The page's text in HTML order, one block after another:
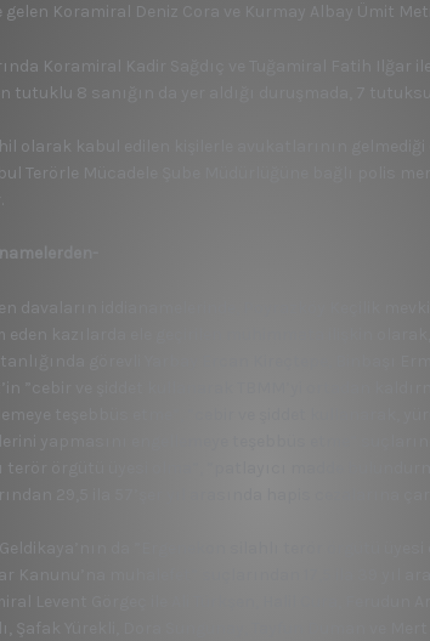
gelen Koramiral Deniz Cora ve Kurmay Albay Ümit
Koramiral Kadir Sağdıç ve Tuğamiral Fatih Ilğar
tutuklu 8 sanığın da yer aldığı duruşmada, 7
olarak kabul edilen kişilerle avukatlarının
Terörle Mücadele Şube Müdürlüğüne bağlı polis
davaların iddianamelerinde, Poyrazköy Keçilik
eden kazılarda ele geçirilen mühimmata ilişkin
görevli Yarbay Ercan Kireçtepe, Binbaşı
”cebir ve şiddet kullanarak TBMM’yi ortadan
teşebbüs etme”, ”cebir ve şiddet kullanarak,
yapmasını engellemeye teşebbüs etme”
terör örgütü üyesi olma”, ”patlayıcı madde
29,5 ila 57’şer yıl arasında hapis cezalarına
da ”Ergenekon silahlı terör örgütü
Kanunu’na muhalefet” suçlarından 17,5 ila 39 yıl
Levent Görgeç ile Ali Türkşen, Halil Cura,
Şafak Yürekli, Dora Sungunay, Tayfun Duman ve